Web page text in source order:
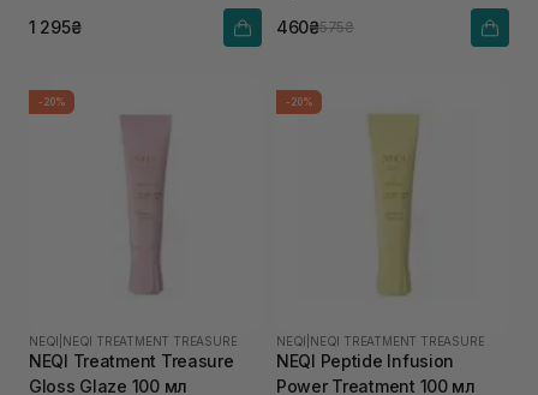
1 295₴
волос с малеиновой кислотой
460₴575₴
-20%
NEQI NEQI TREATMENT TREASURE
NEQI Treatment Treasure
Gloss Glaze 100 мл
-20%
NEQI NEQI TREATMENT TREASURE
NEQI Peptide Infusion
Power Treatment 100 мл